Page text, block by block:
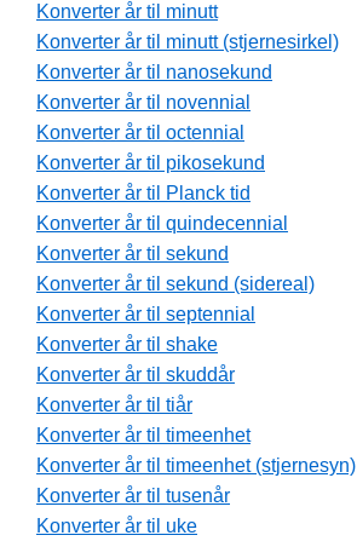
Konverter år til minutt
Konverter år til minutt (stjernesirkel)
Konverter år til nanosekund
Konverter år til novennial
Konverter år til octennial
Konverter år til pikosekund
Konverter år til Planck tid
Konverter år til quindecennial
Konverter år til sekund
Konverter år til sekund (sidereal)
Konverter år til septennial
Konverter år til shake
Konverter år til skuddår
Konverter år til tiår
Konverter år til timeenhet
Konverter år til timeenhet (stjernesyn)
Konverter år til tusenår
Konverter år til uke